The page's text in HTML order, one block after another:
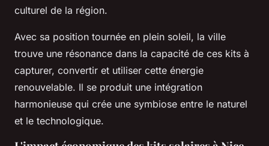
culturel de la région.
Avec sa position tournée en plein soleil, la ville
trouve une résonance dans la capacité de ces kits à
capturer, convertir et utiliser cette énergie
renouvelable. Il se produit une intégration
harmonieuse qui crée une symbiose entre le naturel
et le technologique.